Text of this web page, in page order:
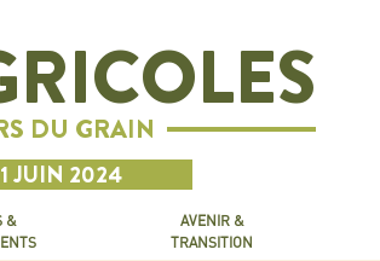
DU GRAIN
JUIN 2024
&
AVENIR &
TRANSITION